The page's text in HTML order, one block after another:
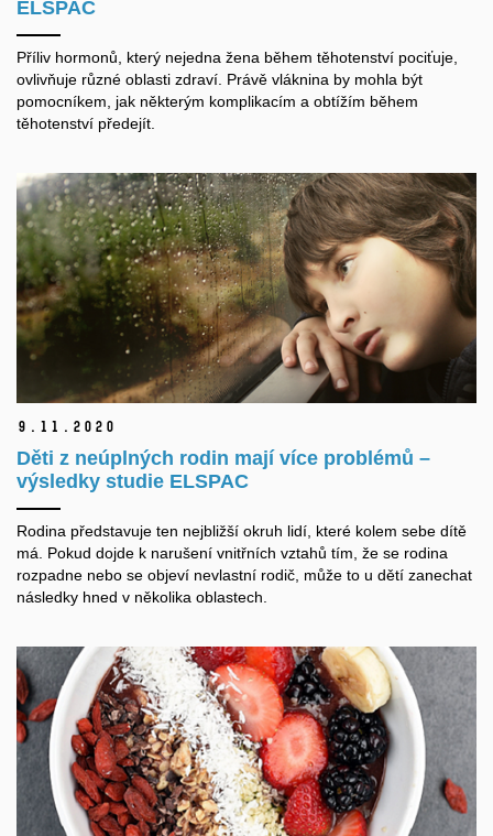
ELSPAC
Příliv hormonů, který nejedna žena během těhotenství pociťuje,
ovlivňuje různé oblasti zdraví. Právě vláknina by mohla být
pomocníkem, jak některým komplikacím a obtížím během
těhotenství předejít.
9. 11. 2020
Děti z neúplných rodin mají více problémů –
výsledky studie ELSPAC
Rodina představuje ten nejbližší okruh lidí, které kolem sebe dítě
má. Pokud dojde k narušení vnitřních vztahů tím, že se rodina
rozpadne nebo se objeví nevlastní rodič, může to u dětí zanechat
následky hned v několika oblastech.